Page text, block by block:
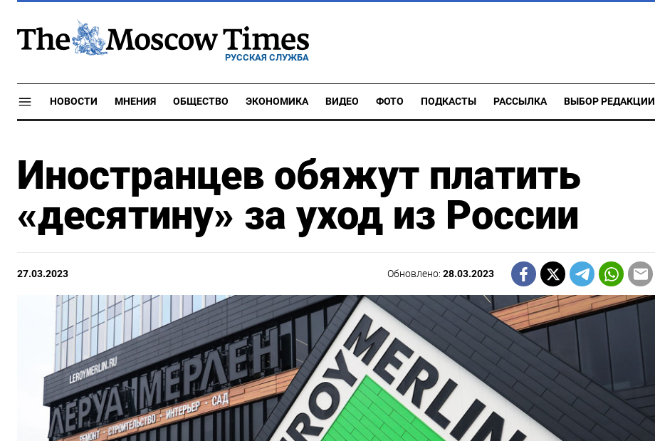
РУССКАЯ СЛУЖБА
НОВОСТИ МНЕНИЯ ОБЩЕСТВО ЭКОНОМИКА ВИДЕО ФОТО ПОДКАСТЫ РАССЫЛКА ВЫБОР РЕДАКЦИИ
Иностранцев обяжут платить
«десятину» за уход из России
27.03.2023 Обновлено:28.03.2023